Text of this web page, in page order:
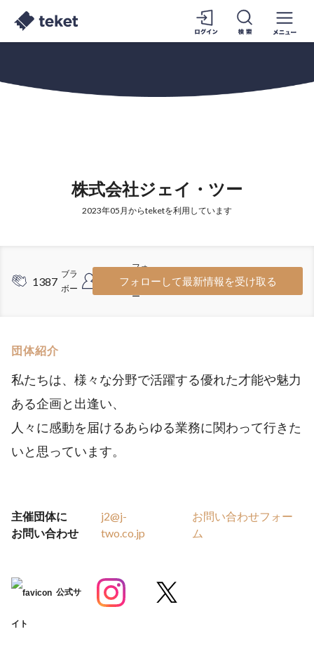
株式会社ジェイ・ツー
2023年05月からteketを利用しています
1387
ブラ
ボー
1026
フォ
ロワ
ー
フォローして最新情報を受け取る
団体紹介
私たちは、様々な分野で活躍する優れた才能や魅力
ある企画と出逢い、
人々に感動を届けるあらゆる業務に関わって行きた
いと思っています。
主催団体に
お問い合わせ
j2@j-
two.co.jp
お問い合わせフォー
ム
公式サ
イト